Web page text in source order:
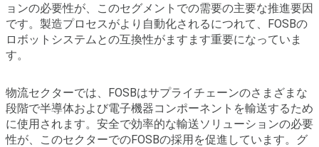
ョンの必要性が、このセグメントでの需要の主要な推進要因
です。製造プロセスがより自動化されるにつれて、FOSBの
ロボットシステムとの互換性がますます重要になっていま
す。
物流セクターでは、FOSBはサプライチェーンのさまざまな
段階で半導体および電子機器コンポーネントを輸送するため
に使用されます。安全で効率的な輸送ソリューションの必要
性が、このセクターでのFOSBの採用を促進しています。グ